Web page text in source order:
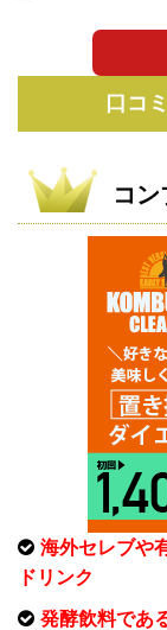
口コ
コ
海外セレブや
ドリンク
発酵飲料であ